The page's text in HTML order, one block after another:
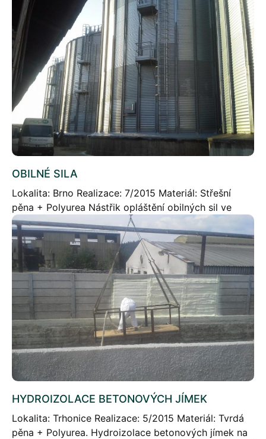
hydroizolační těsnící vrsvty Polyurey ve vodní jímce
na zakázce Kappa Olomouc […]
OBILNÉ SILA
Lokalita: Brno Realizace: 7/2015 Materiál: Střešní
pěna + Polyurea Nástřik opláštění obilných sil ve
skladu obilovin. Problémem u obilných sil bylo
zatékání vody v napojení oplechování na betonový
podklad. Nástřik tvrdou střešní pěnou v […]
HYDROIZOLACE BETONOVÝCH JÍMEK
Lokalita: Trhonice Realizace: 5/2015 Materiál: Tvrdá
pěna + Polyurea. Hydroizolace betonových jímek na